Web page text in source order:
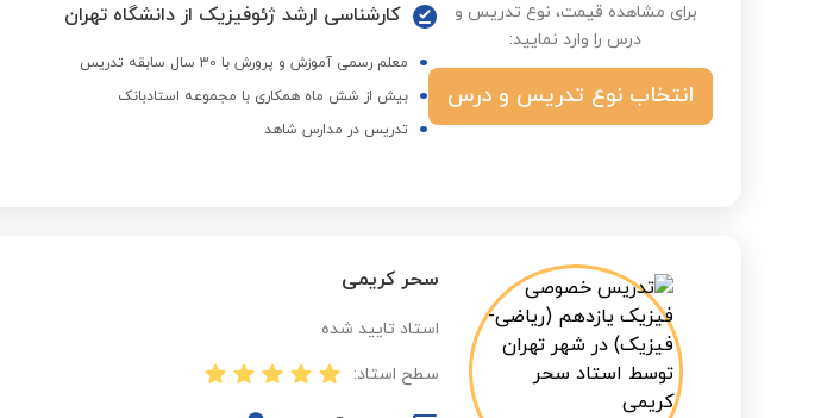
برای مشاهده قیمت، نوع تدریس و
درس را وارد نمایید:
انتخاب نوع تدریس و درس
کارشناسی ارشد ژئوفیزیک از دانشگاه تهران
معلم رسمی آموزش و پرورش با 30 سال سابقه تدریس
بیش از شش ماه همکاری با مجموعه استادبانک
تدریس در مدارس شاهد
سحر کریمی
استاد تایید شده
سطح استاد: